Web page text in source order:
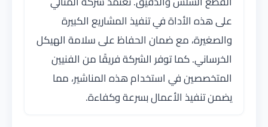
على هذه الأداة في تنفيذ المشاريع الكبيرة
والصغيرة، مع ضمان الحفاظ على سلامة الهيكل
الخرساني. كما توفر الشركة فريقًا من الفنيين
المتخصصين في استخدام هذه المناشير، مما
يضمن تنفيذ الأعمال بسرعة وكفاءة.